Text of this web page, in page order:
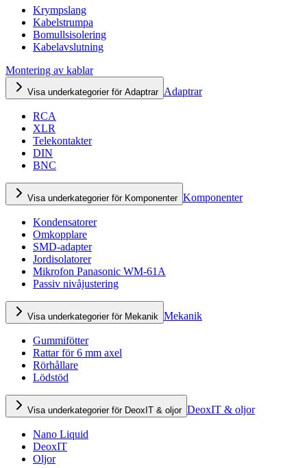
Krympslang
Kabelstrumpa
Bomullsisolering
Kabelavslutning
Montering av kablar
Visa underkategorier för Adaptrar Adaptrar
RCA
XLR
Telekontakter
DIN
BNC
Visa underkategorier för Komponenter Komponenter
Kondensatorer
Omkopplare
SMD-adapter
Jordisolatorer
Mikrofon Panasonic WM-61A
Passiv nivåjustering
Visa underkategorier för Mekanik Mekanik
Gummifötter
Rattar för 6 mm axel
Rörhållare
Lödstöd
Visa underkategorier för DeoxIT & oljor DeoxIT & oljor
Nano Liquid
DeoxIT
Oljor